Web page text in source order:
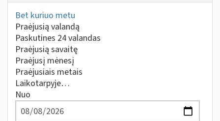
Bet kuriuo metu
Praėjusią valandą
Paskutines 24 valandas
Praėjusią savaitę
Praėjusį mėnesį
Praėjusiais metais
Laikotarpyje…
Nuo